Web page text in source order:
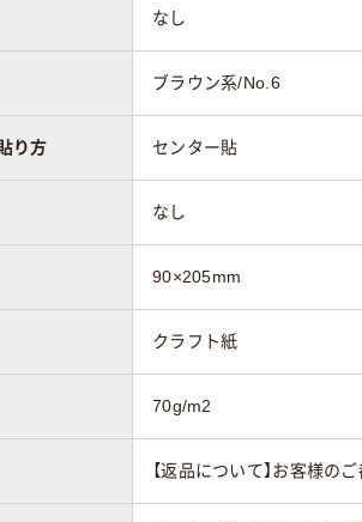
なし
ブラウン系/No.6
り方 センター貼
なし
90×205mm
クラフト紙
70g/m2
【返品について】お客様の